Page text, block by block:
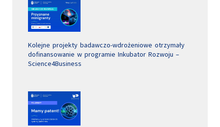
Kolejne projekty badawczo-wdrożeniowe otrzymały
dofinansowanie w programie Inkubator Rozwoju –
Science4Business